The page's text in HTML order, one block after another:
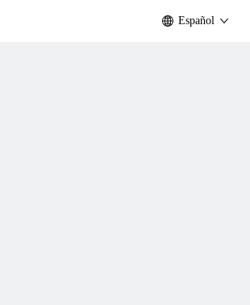
Español